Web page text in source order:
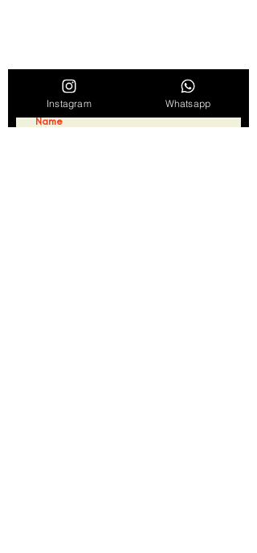
Find out about news, news and promotions
by subscribing to our weekly newsletter
Instagram Whatsapp